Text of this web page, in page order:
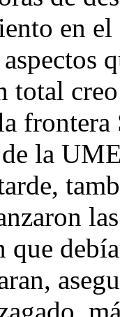
en
total
frontera
la
que